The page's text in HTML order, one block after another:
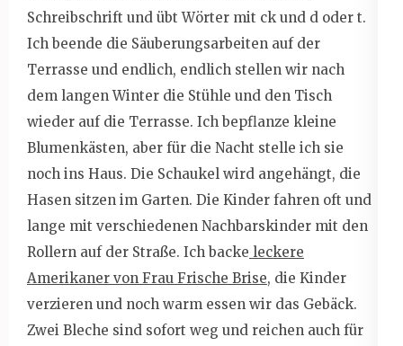
Schreibschrift und übt Wörter mit ck und d oder t.
Ich beende die Säuberungsarbeiten auf der
Terrasse und endlich, endlich stellen wir nach
dem langen Winter die Stühle und den Tisch
wieder auf die Terrasse. Ich bepflanze kleine
Blumenkästen, aber für die Nacht stelle ich sie
noch ins Haus. Die Schaukel wird angehängt, die
Hasen sitzen im Garten. Die Kinder fahren oft und
lange mit verschiedenen Nachbarskinder mit den
Rollern auf der Straße. Ich backe leckere
Amerikaner von Frau Frische Brise, die Kinder
verzieren und noch warm essen wir das Gebäck.
Zwei Bleche sind sofort weg und reichen auch für